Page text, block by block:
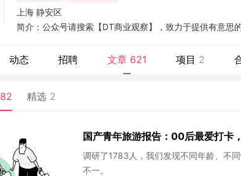
上海 静安区
简介：公众号请搜索【DT商业观察】，致力于提供有意思
动态 招聘 文章 621 项目 2
82 精选 2
国产青年旅游报告：00后最爱打卡
调研了1783人，我们发现不同年龄、不
不一。